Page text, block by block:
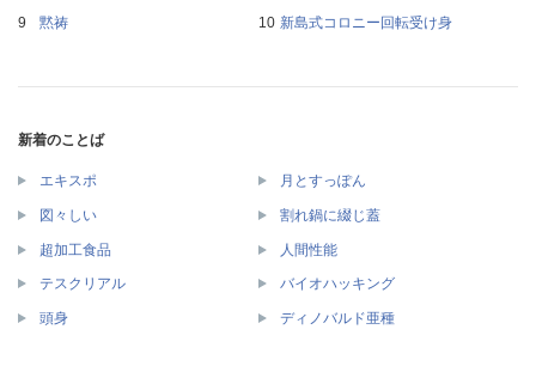
黙祷
新島式コロニー回転受け身
新着のことば
エキスポ 月とすっぽん
図々しい 割れ鍋に綴じ蓋
超加工食品 人間性能
テスクリアル バイオハッキング
頭身 ディノバルド亜種